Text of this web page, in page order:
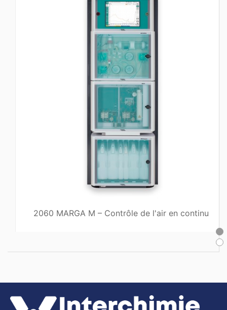
2060 MARGA M – Contrôle de l'air en continu